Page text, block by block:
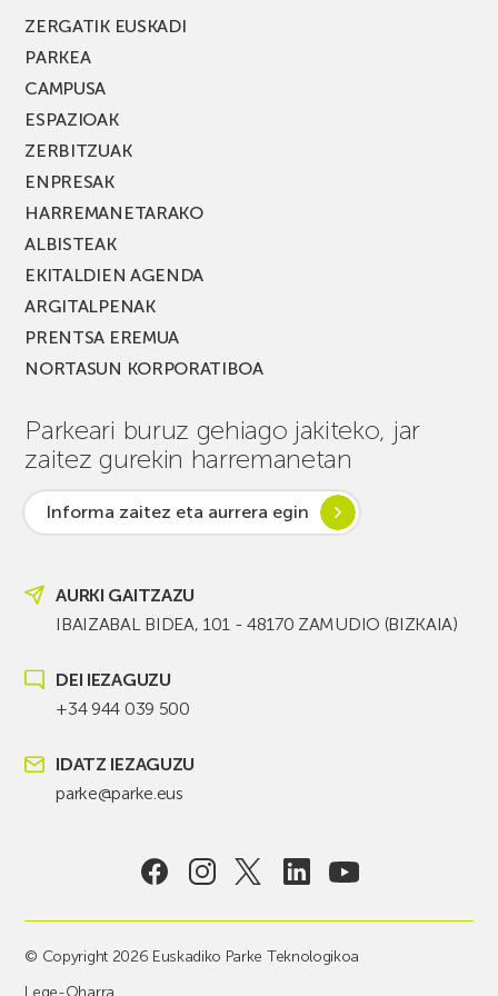
ZERGATIK EUSKADI
PARKEA
CAMPUSA
ESPAZIOAK
ZERBITZUAK
ENPRESAK
HARREMANETARAKO
ALBISTEAK
EKITALDIEN AGENDA
ARGITALPENAK
PRENTSA EREMUA
NORTASUN KORPORATIBOA
Parkeari buruz gehiago jakiteko, jar
zaitez gurekin harremanetan
Informa zaitez eta aurrera egin
AURKI GAITZAZU
IBAIZABAL BIDEA, 101 - 48170 ZAMUDIO (BIZKAIA)
DEI IEZAGUZU
+34 944 039 500
IDATZ IEZAGUZU
parke@parke.eus
© Copyright 2026 Euskadiko Parke Teknologikoa
Lege-Oharra